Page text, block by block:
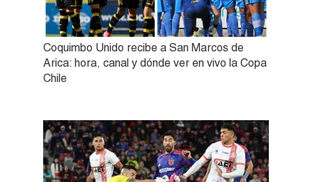
Coquimbo Unido recibe a San Marcos de
Arica: hora, canal y dónde ver en vivo la Copa
Chile